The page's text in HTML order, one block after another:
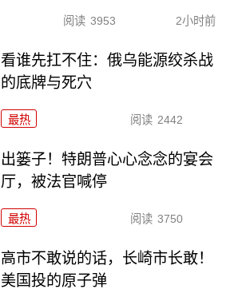
阅读 3953 2小时前
看谁先扛不住：俄乌能源绞杀战
的底牌与死穴
最热 阅读 2442
出篓子！特朗普心心念念的宴会
厅，被法官喊停
最热 阅读 3750
高市不敢说的话，长崎市长敢！
美国投的原子弹